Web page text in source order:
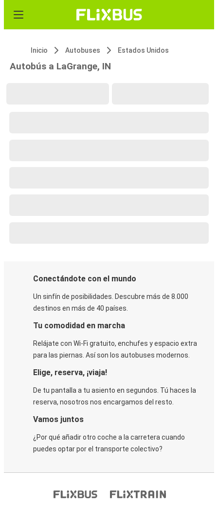
Inicio Autobuses Estados Unidos
Autobús a LaGrange, IN
Conectándote con el mundo
Un sinfín de posibilidades. Descubre más de 8.000
destinos en más de 40 países.
Tu comodidad en marcha
Relájate con Wi-Fi gratuito, enchufes y espacio extra
para las piernas. Así son los autobuses modernos.
Elige, reserva, ¡viaja!
De tu pantalla a tu asiento en segundos. Tú haces la
reserva, nosotros nos encargamos del resto.
Vamos juntos
¿Por qué añadir otro coche a la carretera cuando
puedes optar por el transporte colectivo?